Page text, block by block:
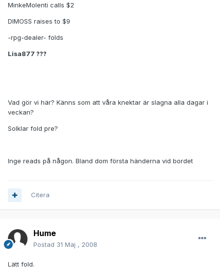
MinkeMolenti calls $2
DIMOSS raises to $9
-rpg-dealer- folds
Lisa877 ???
Vad gör vi här? Känns som att våra knektar är slagna alla dagar i
veckan?
Solklar fold pre?
Inge reads på någon. Bland dom första händerna vid bordet
Citera
Hume
Postad 31 Maj , 2008
Lätt fold.